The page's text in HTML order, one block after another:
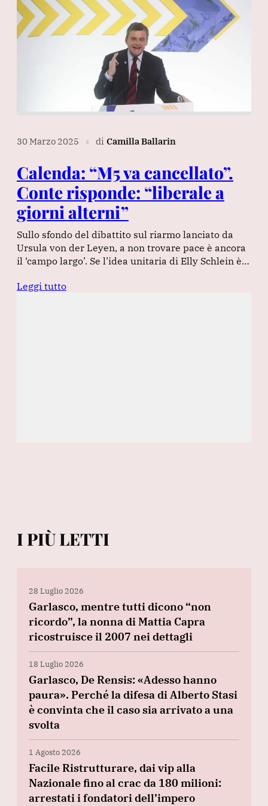
30 Marzo 2025 ∎ di Camilla Ballarin
Calenda: “M5 va cancellato”.
Conte risponde: “liberale a
giorni alterni”
Sullo sfondo del dibattito sul riarmo lanciato da
Ursula von der Leyen, a non trovare pace è ancora
il ‘campo largo’. Se l’idea unitaria di Elly Schlein è…
Leggi tutto
I PIÙ LETTI
28 Luglio 2026
Garlasco, mentre tutti dicono “non
ricordo”, la nonna di Mattia Capra
ricostruisce il 2007 nei dettagli
18 Luglio 2026
Garlasco, De Rensis: «Adesso hanno
paura». Perché la difesa di Alberto Stasi
è convinta che il caso sia arrivato a una
svolta
1 Agosto 2026
Facile Ristrutturare, dai vip alla
Nazionale fino al crac da 180 milioni:
arrestati i fondatori dell’impero